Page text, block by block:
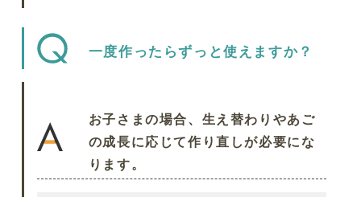
一度作ったらずっと使えますか？
お子さまの場合、生え替わりやあご
の成長に応じて作り直しが必要にな
ります。